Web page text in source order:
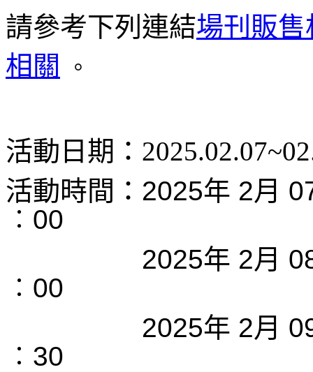
請參考下列連結場刊販售
相關
。
活動日期：
活動時間： 2025年 2月
︰00
2025年 2月
︰00
2025年 2月
︰30